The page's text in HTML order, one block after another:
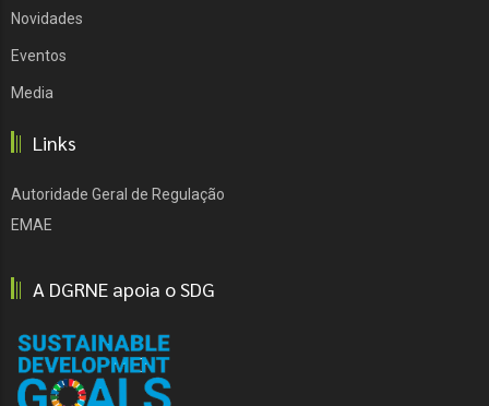
Novidades
Eventos
Media
Links
Autoridade Geral de Regulação
EMAE
A DGRNE apoia o SDG